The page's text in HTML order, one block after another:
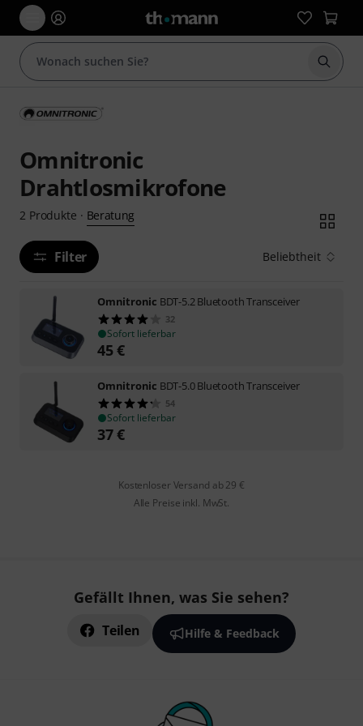
Suche
Omnitronic
Drahtlosmikrofone
2 Produkte · Beratung
Filter Beliebtheit
Omnitronic BDT-5.2 Bluetooth Transceiver
32
Sofort lieferbar
45€
Omnitronic BDT-5.0 Bluetooth Transceiver
54
Sofort lieferbar
37€
Kostenloser Versand ab 29 €
Alle Preise inkl. MwSt.
Gefällt Ihnen, was Sie sehen?
Teilen Hilfe & Feedback